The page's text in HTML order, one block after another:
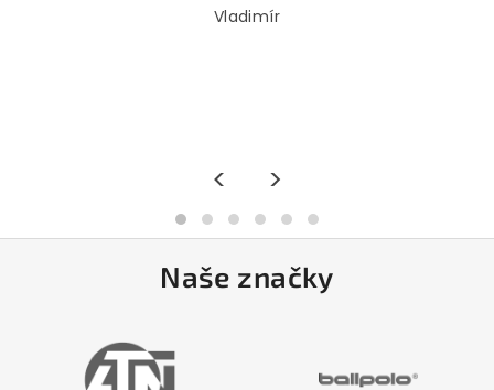
Vladimír
< >
Naše značky